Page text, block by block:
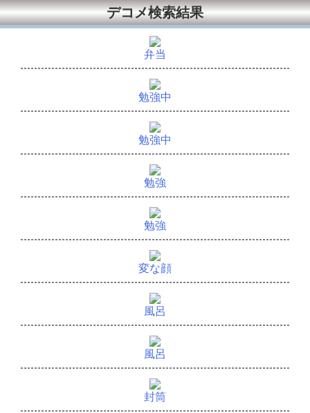
デコメ検索結果
弁当
勉強中
勉強中
勉強
勉強
変な顔
風呂
風呂
封筒